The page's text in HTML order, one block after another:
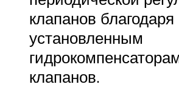
клапанов благодаря
установленным
клапанов.